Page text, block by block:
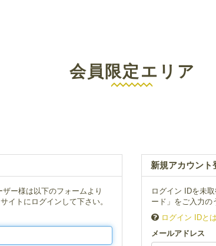
会員限定エリア
ー様は以下のフォームより
イトにログインして下さい。
新規アカウント
ログイン IDを未
ード」をご入力の
ログイン IDと
メールアドレス